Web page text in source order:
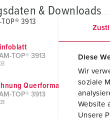
Diese
Wir
soziale
Website
Unsere
& Downloads
3913
TOP® 3913
Querformat
TOP® 3913